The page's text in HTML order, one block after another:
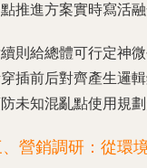
推進方案實時寫活融
則給總體可行定神
插前后對齊產生邏
未知混亂點使用規
營銷調研：從環